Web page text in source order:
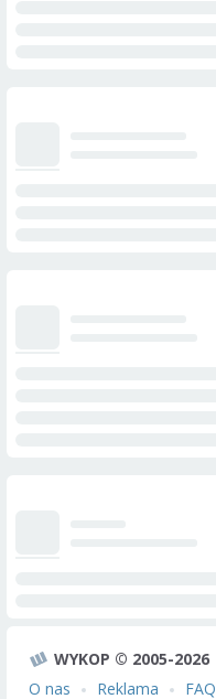
WYKOP © 2005-2026
O nas
Reklama FAQ